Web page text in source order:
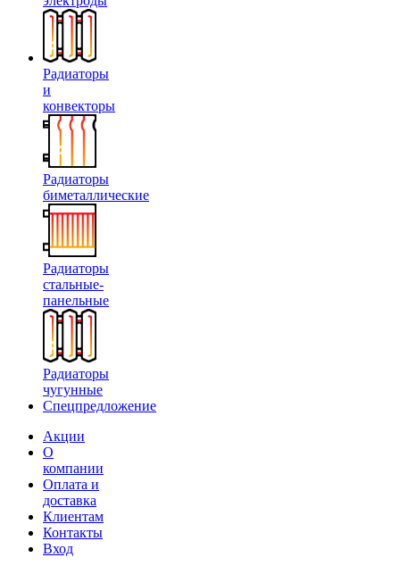
Радиаторы
и
конвекторы
Радиаторы
биметаллические
Радиаторы
стальные-
панельные
Радиаторы
чугунные
Спецпредложение
Акции
О
компании
Оплата и
доставка
Клиентам
Контакты
Вход